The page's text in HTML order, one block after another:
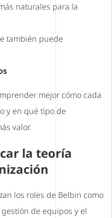
naturales para la
también puede
mejor cómo cada
y en qué tipo de
valor.
la teoría
los roles de Belbin como
de equipos y el